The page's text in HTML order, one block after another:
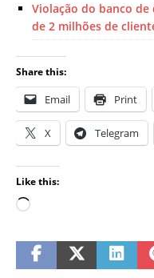
Violação do banco
de 2 milhões de
Share this:
Email Print
X Telegram
Like this: